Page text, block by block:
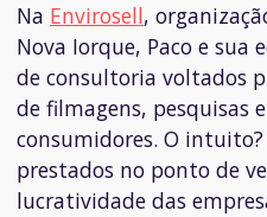
Na Envirosell,
Nova Iorque, Paco e sua
de consultoria voltados
de filmagens, pesquisas
consumidores. O
prestados no ponto de
lucratividade das